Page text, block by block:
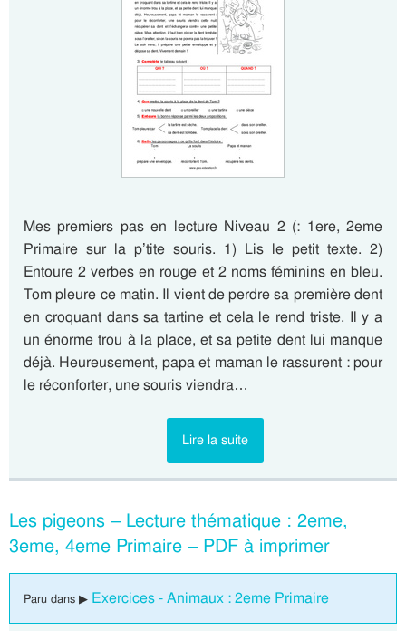
Mes premiers pas en lecture Niveau 2 (: 1ere, 2eme
Primaire sur la p’tite souris. 1) Lis le petit texte. 2)
Entoure 2 verbes en rouge et 2 noms féminins en bleu.
Tom pleure ce matin. Il vient de perdre sa première dent
en croquant dans sa tartine et cela le rend triste. Il y a
un énorme trou à la place, et sa petite dent lui manque
déjà. Heureusement, papa et maman le rassurent : pour
le réconforter, une souris viendra…
Lire la suite
Les pigeons – Lecture thématique : 2eme,
3eme, 4eme Primaire – PDF à imprimer
Paru dans ▶ Exercices - Animaux : 2eme Primaire